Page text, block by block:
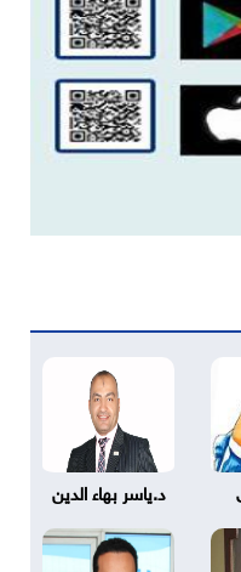
د.ياسر بهاء الدين